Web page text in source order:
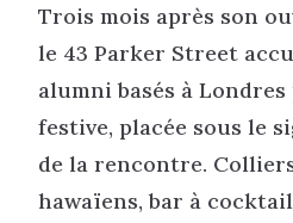
Trois mois après son
le 43 Parker Street
alumni basés à
festive, placée sous le
de la rencontre.
hawaïens, bar à